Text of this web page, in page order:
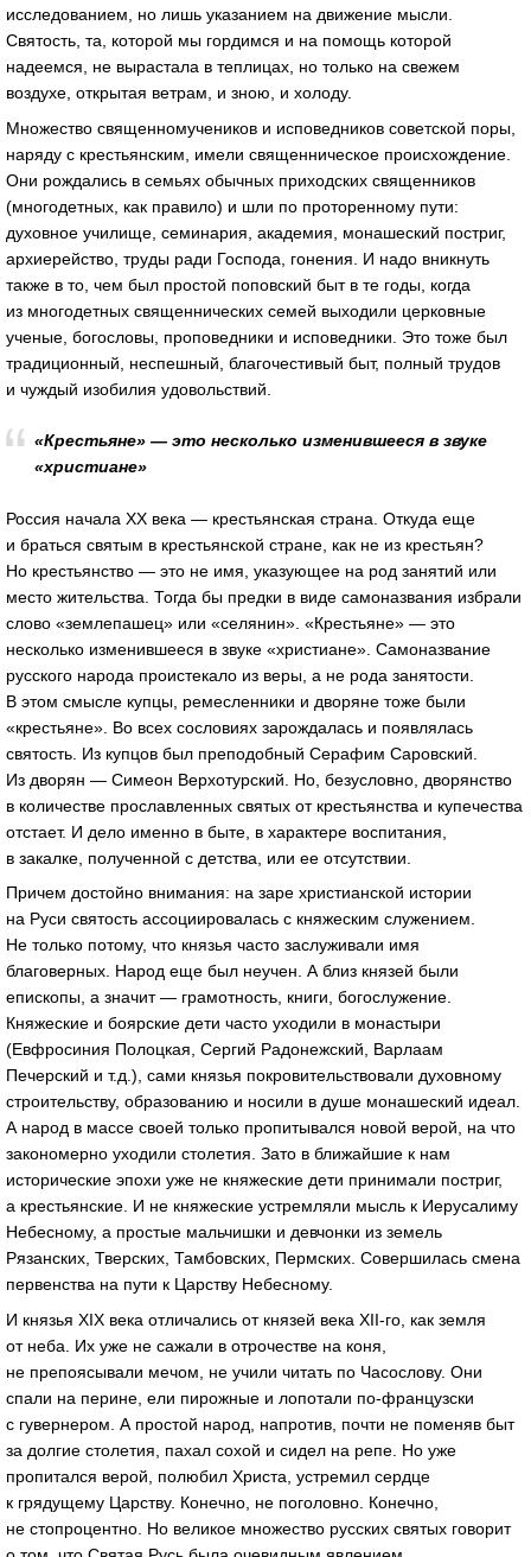
исследованием, но лишь указанием на движение мысли.
Святость, та, которой мы гордимся и на помощь которой
надеемся, не вырастала в теплицах, но только на свежем
воздухе, открытая ветрам, и зною, и холоду.
Множество священномучеников и исповедников советской поры,
наряду с крестьянским, имели священническое происхождение.
Они рождались в семьях обычных приходских священников
(многодетных, как правило) и шли по проторенному пути:
духовное училище, семинария, академия, монашеский постриг,
архиерейство, труды ради Господа, гонения. И надо вникнуть
также в то, чем был простой поповский быт в те годы, когда
из многодетных священнических семей выходили церковные
ученые, богословы, проповедники и исповедники. Это тоже был
традиционный, неспешный, благочестивый быт, полный трудов
и чуждый изобилия удовольствий.
«Крестьяне» — это несколько изменившееся в звуке
«христиане»
Россия начала XX века — крестьянская страна. Откуда еще
и браться святым в крестьянской стране, как не из крестьян?
Но крестьянство — это не имя, указующее на род занятий или
место жительства. Тогда бы предки в виде самоназвания избрали
слово «землепашец» или «селянин». «Крестьяне» — это
несколько изменившееся в звуке «христиане». Самоназвание
русского народа проистекало из веры, а не рода занятости.
В этом смысле купцы, ремесленники и дворяне тоже были
«крестьяне». Во всех сословиях зарождалась и появлялась
святость. Из купцов был преподобный Серафим Саровский.
Из дворян — Симеон Верхотурский. Но, безусловно, дворянство
в количестве прославленных святых от крестьянства и купечества
отстает. И дело именно в быте, в характере воспитания,
в закалке, полученной с детства, или ее отсутствии.
Причем достойно внимания: на заре христианской истории
на Руси святость ассоциировалась с княжеским служением.
Не только потому, что князья часто заслуживали имя
благоверных. Народ еще был неучен. А близ князей были
епископы, а значит — грамотность, книги, богослужение.
Княжеские и боярские дети часто уходили в монастыри
(Евфросиния Полоцкая, Сергий Радонежский, Варлаам
Печерский и т.д.), сами князья покровительствовали духовному
строительству, образованию и носили в душе монашеский идеал.
А народ в массе своей только пропитывался новой верой, на что
закономерно уходили столетия. Зато в ближайшие к нам
исторические эпохи уже не княжеские дети принимали постриг,
а крестьянские. И не княжеские устремляли мысль к Иерусалиму
Небесному, а простые мальчишки и девчонки из земель
Рязанских, Тверских, Тамбовских, Пермских. Совершилась смена
первенства на пути к Царству Небесному.
И князья XIX века отличались от князей века XII-го, как земля
от неба. Их уже не сажали в отрочестве на коня,
не препоясывали мечом, не учили читать по Часослову. Они
спали на перине, ели пирожные и лопотали по-французски
с гувернером. А простой народ, напротив, почти не поменяв быт
за долгие столетия, пахал сохой и сидел на репе. Но уже
пропитался верой, полюбил Христа, устремил сердце
к грядущему Царству. Конечно, не поголовно. Конечно,
не стопроцентно. Но великое множество русских святых говорит